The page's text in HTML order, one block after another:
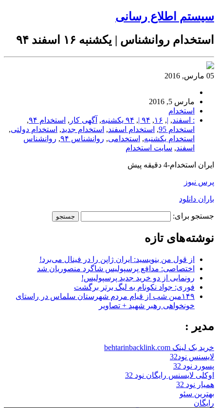
سیستم اطلاع رسانی
استخدام روانشناس | یکشنبه ۱۶ اسفند ۹۴
05 مارس, 2016
مارس 5, 2016
استخدام
: اسفند,
|
, ۱۶, ۹۴ | , ۹۴ یکشنبه , آگهی کار , استخدام ۹۴
,
استخدام 95
, استخدام اسفند, استخدام جدید, استخدام دولتی,
استخدام یکشنبه, استخدامی, روانشناس ۹۴ , روانشناس
اسفند, سایت استخدام
ایران استخدام-4 دقیقه پیش
پرس نیوز
باران دانلود
جستجو برای:
نوشته‌های تازه
از قول من بنویسید: ایران ژاپن را در فینال می‌برد!
اختصاصی: مدافع پرسپولیس شاگرد منصوریان شد
رونمایی از دو خرید جدید پرسپولیس!
فوری: جواد نکونام به لیگ برتر برگشت
۱۴۹مین شب از قیام مردم شهرستان سلماس در راستای
خونخواهی رهبر شهید + تصاویر
مدیر :
خرید بک لینک behtarinbacklink.com
لایسنس نود32
پسورد نود 32
اوکلی لایسنس رایگان نود 32
همیار نود 32
بهترین سئو
رایگان